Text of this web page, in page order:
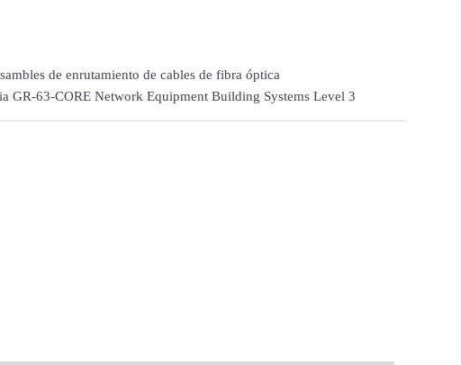
de enrutamiento de cables de fibra óptica
GR-63-CORE Network Equipment Building Systems Level 3